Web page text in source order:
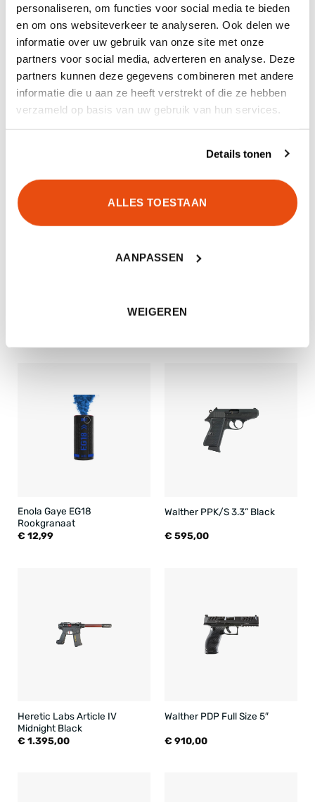
personaliseren, om functies voor social media te bieden
en om ons websiteverkeer te analyseren. Ook delen we
informatie over uw gebruik van onze site met onze
partners voor social media, adverteren en analyse. Deze
partners kunnen deze gegevens combineren met andere
informatie die u aan ze heeft verstrekt of die ze hebben
verzameld op basis van uw gebruik van hun services.
Details tonen
ALLES TOESTAAN
AANPASSEN
WEIGEREN
VERPAKT PER 5000 st
AANTAL 1, 2, 5
GERELATEERDE PRODUCTEN
Walther PPQ M2 4”
Enola Gaye EG18
Rookgranaat
€ 12,99
Walther PPK/S 3.3” Black
€ 595,00
Heretic Labs Article IV
Midnight Black
€ 1.395,00
Walther PDP Full Size 5″
€ 910,00